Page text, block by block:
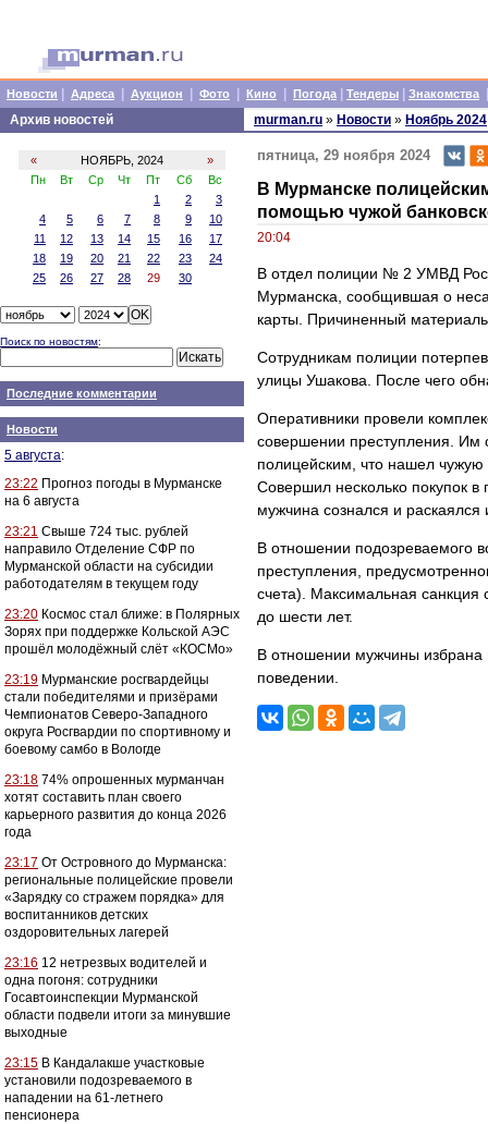
Новости Адреса Аукцион Фото Кино Погода Тендеры Знакомства
Архив новостей
« НОЯБРЬ, 2024
»
Пн
Вт Ср Чт Пт Сб
Вс
1
2
3
4
5 6 7 8 9
10
11
12 13 14 15 16
17
18
19 20 21 22 23
24
25
26 27 28 29 30
Поиск по новостям:
Последние комментарии
Новости
5 августа:
23:22 Прогноз погоды в Мурманске
на 6 августа
23:21 Свыше 724 тыс. рублей
направило Отделение СФР по
Мурманской области на субсидии
работодателям в текущем году
23:20 Космос стал ближе: в Полярных
Зорях при поддержке Кольской АЭС
прошёл молодёжный слёт «КОСМо»
23:19 Мурманские росгвардейцы
стали победителями и призёрами
Чемпионатов Северо-Западного
округа Росгвардии по спортивному и
боевому самбо в Вологде
23:18 74% опрошенных мурманчан
хотят составить план своего
карьерного развития до конца 2026
года
23:17 От Островного до Мурманска:
региональные полицейские провели
«Зарядку со стражем порядка» для
воспитанников детских
оздоровительных лагерей
23:16 12 нетрезвых водителей и
одна погоня: сотрудники
Госавтоинспекции Мурманской
области подвели итоги за минувшие
выходные
23:15 В Кандалакше участковые
установили подозреваемого в
нападении на 61-летнего
пенсионера
murman.ru » Новости » Ноябрь 2024
пятница, 29 ноября 2024
В Мурманске
помощью чужой
20:04
В отдел полиции № 2 УМВД
Мурманска, сообщившая о
карты. Причиненный
Сотрудникам полиции
улицы Ушакова. После чего
Оперативники провели
совершении преступления. Им
полицейским, что нашел чужую
Совершил несколько покупок
мужчина сознался и
В отношении подозреваемого
преступления,
счета). Максимальная санкция
до шести лет.
В отношении мужчины
поведении.